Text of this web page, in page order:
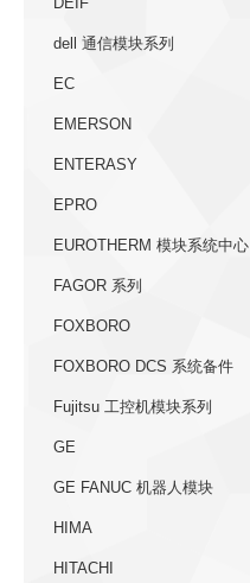
dell 通信模块系列
EC
EMERSON
ENTERASY
EPRO
EUROTHERM 模块系统中心
FAGOR 系列
FOXBORO
FOXBORO DCS 系统备件
Fujitsu 工控机模块系列
GE
GE FANUC 机器人模块
HIMA
HITACHI